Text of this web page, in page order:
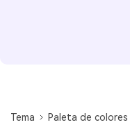
Tema
Paleta de colores